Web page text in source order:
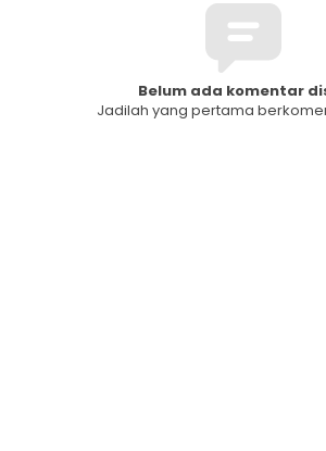
Belum ada komentar
Jadilah yang pertama